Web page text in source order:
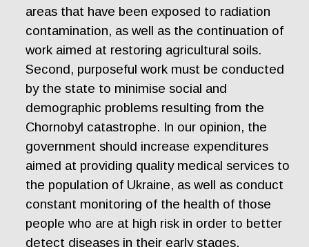
areas that have been exposed to radiation
contamination, as well as the continuation of
work aimed at restoring agricultural soils.
Second, purposeful work must be conducted
by the state to minimise social and
demographic problems resulting from the
Chornobyl catastrophe. In our opinion, the
government should increase expenditures
aimed at providing quality medical services to
the population of Ukraine, as well as conduct
constant monitoring of the health of those
people who are at high risk in order to better
detect diseases in their early stages.